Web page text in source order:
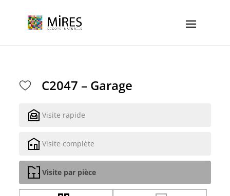
C2047 – Garage
Visite rapide
Visite complète
Visite par pièce